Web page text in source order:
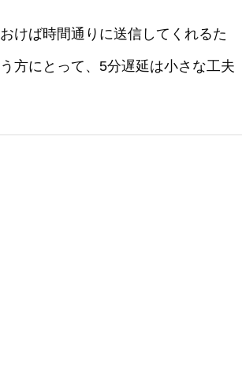
けば時間通りに送信してくれるた
方にとって、5分遅延は小さな工夫